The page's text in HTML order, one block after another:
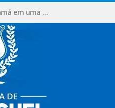
Milhares de fiéis tomam as ruas de São Miguel do Guamá em uma grande celebração de fé na Marcha para Jesus 2026.